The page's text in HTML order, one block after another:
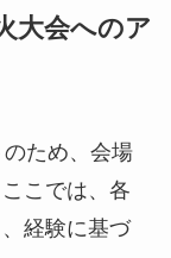
大会へのア
ため、会場
こでは、各
経験に基づ